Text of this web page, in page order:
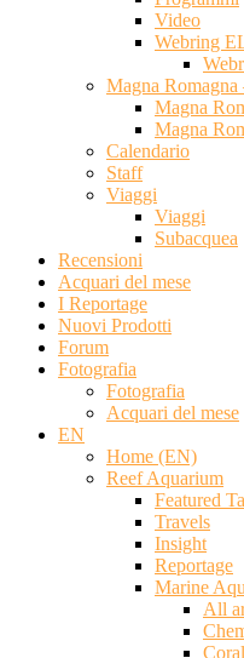
Video
Webring
Magna
Magna
Magna
Calendario
Staff
Viaggi
Viaggi
Subacquea
Recensioni
Acquari del mese
I Reportage
Nuovi Prodotti
Forum
Fotografia
Fotografia
Acquari del mese
EN
Home (EN)
Reef Aquarium
Featured
Travels
Insight
Reportage
Marine
All